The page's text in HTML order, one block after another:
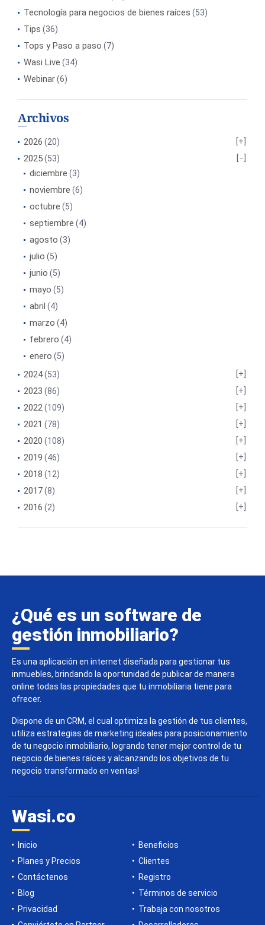
Tecnología para negocios de bienes raíces (53)
Tips (36)
Tops y Paso a paso (7)
Wasi Live (34)
Webinar(6)
Archivos
2026 (20)
2025(53)
diciembre (3)
noviembre (6)
octubre (5)
septiembre (4)
agosto (3)
julio (5)
junio (5)
mayo (5)
abril (4)
marzo (4)
febrero (4)
enero (5)
2024(53)
2023 (86)
2022 (109)
2021 (78)
2020 (108)
2019 (46)
2018 (12)
2017(8)
2016 (2)
¿Qué es un software de
gestión inmobiliario?
Es una aplicación en internet diseñada para gestionar tus
inmuebles, brindando la oportunidad de publicar de manera
online todas las propiedades que tu inmobiliaria tiene para
ofrecer.
Dispone de un CRM, el cual optimiza la gestión de tus clientes,
utiliza estrategias de marketing ideales para posicionamiento
de tu negocio inmobiliario, logrando tener mejor control de tu
negocio de bienes raíces y alcanzando los objetivos de tu
negocio transformado en ventas!
Wasi.co
Inicio
Beneficios
Planes y Precios
Clientes
Contáctenos
Registro
Blog
Términos de servicio
Privacidad
Trabaja con nosotros